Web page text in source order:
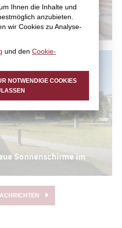
Umfrage: Jetzt noch bis
für die Ortsteile
Sonnenschirme im
Ihnen die Inhalte und
anzubieten.
wir Cookies zu Analyse-
und den Cookie-
NOTWENDIGE COOKIES